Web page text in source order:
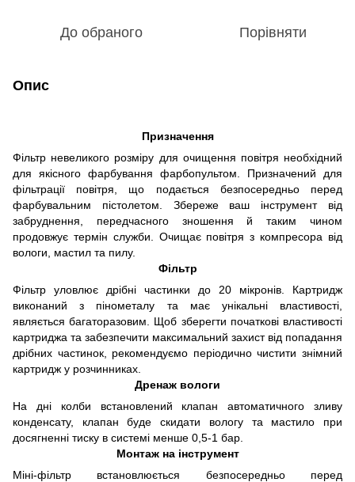
До обраного Порівняти
Опис
Призначення
Фільтр невеликого розміру для очищення повітря необхідний
для якісного фарбування фарбопультом. Призначений для
фільтрації повітря, що подається безпосередньо перед
фарбувальним пістолетом. Збереже ваш інструмент від
забруднення, передчасного зношення й таким чином
продовжує термін служби. Очищає повітря з компресора від
вологи, мастил та пилу.
Фільтр
Фільтр уловлює дрібні частинки до 20 мікронів. Картридж
виконаний з пінометалу та має унікальні властивості,
являється багаторазовим. Щоб зберегти початкові властивості
картриджа та забезпечити максимальний захист від попадання
дрібних частинок, рекомендуємо періодично чистити знімний
картридж у розчинниках.
Дренаж вологи
На дні колби встановлений клапан автоматичного зливу
конденсату, клапан буде скидати вологу та мастило при
досягненні тиску в системі менше 0,5-1 бар.
Монтаж на інструмент
Міні-фільтр встановлюється безпосередньо перед